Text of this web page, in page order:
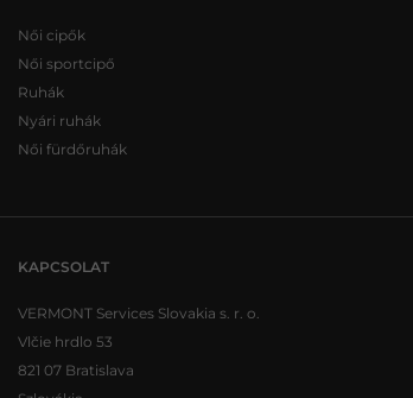
Női cipők
Női sportcipő
Ruhák
Nyári ruhák
Női fürdőruhák
KAPCSOLAT
VERMONT Services Slovakia s. r. o.
Vlčie hrdlo 53
821 07 Bratislava